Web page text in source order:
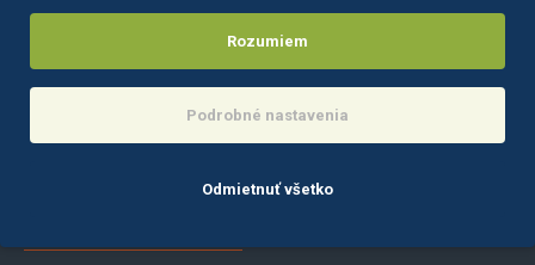
NGHIA EXPORT KOPÝTKO P-09 NGHIA EXPORT KOPÝTKO GUĽKA 1,2/1,5 mm
8,40€
Rozumiem
Podrobné nastavenia
Odmietnuť všetko